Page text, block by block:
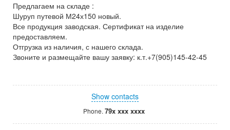
Предлагаем на складе :
Шуруп путевой М24х150 новый.
Все продукция заводская. Сертификат на изделие
предоставляем.
Отгрузка из наличия, с нашего склада.
Звоните и размещайте вашу заявку: к.т.+7(905)145-42-45
Show contacts
Phone. 79x xxx xxxx